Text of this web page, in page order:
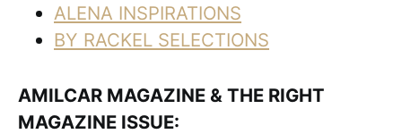
ALENA INSPIRATIONS
BY RACKEL SELECTIONS
AMILCAR MAGAZINE & THE RIGHT
MAGAZINE ISSUE: